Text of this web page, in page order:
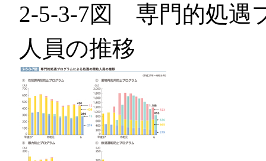
2-5-3-7図 専門的処遇
人員の推移